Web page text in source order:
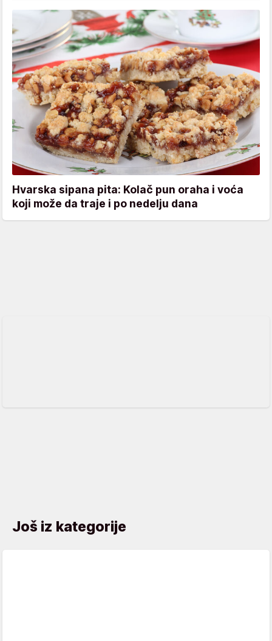
Hvarska sipana pita: Kolač pun oraha i voća
koji može da traje i po nedelju dana
Još iz kategorije